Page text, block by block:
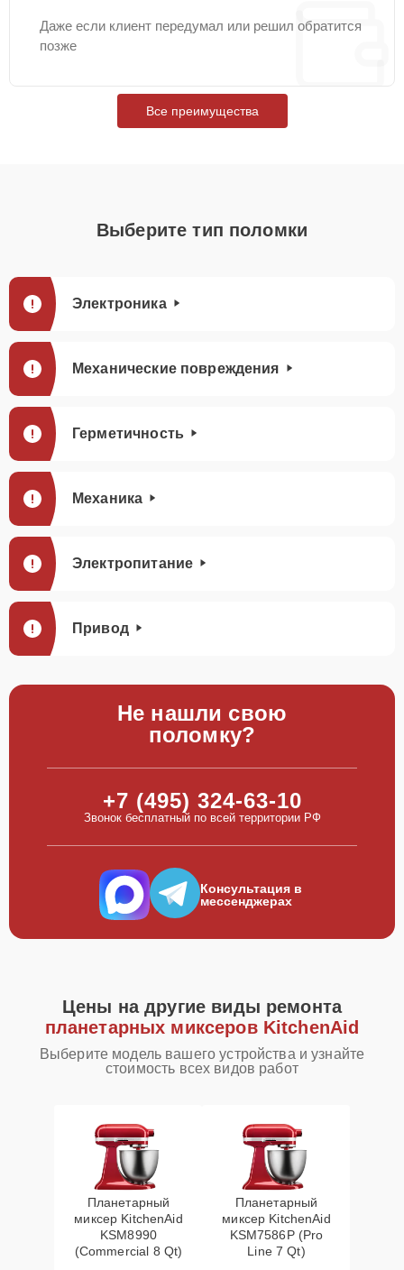
Даже если клиент передумал или решил обратится
позже
Все преимущества
Выберите тип поломки
Электроника
Механические повреждения
Герметичность
Механика
Электропитание
Привод
Не нашли свою
поломку?
+7 (495) 324-63-10
Звонок бесплатный по всей территории РФ
Консультация в
мессенджерах
Цены на другие виды ремонта
планетарных миксеров KitchenAid
Выберите модель вашего устройства и узнайте
стоимость всех видов работ
Планетарный
миксер KitchenAid
KSM8990
(Commercial 8 Qt)
Планетарный
миксер KitchenAid
KSM7586P (Pro
Line 7 Qt)